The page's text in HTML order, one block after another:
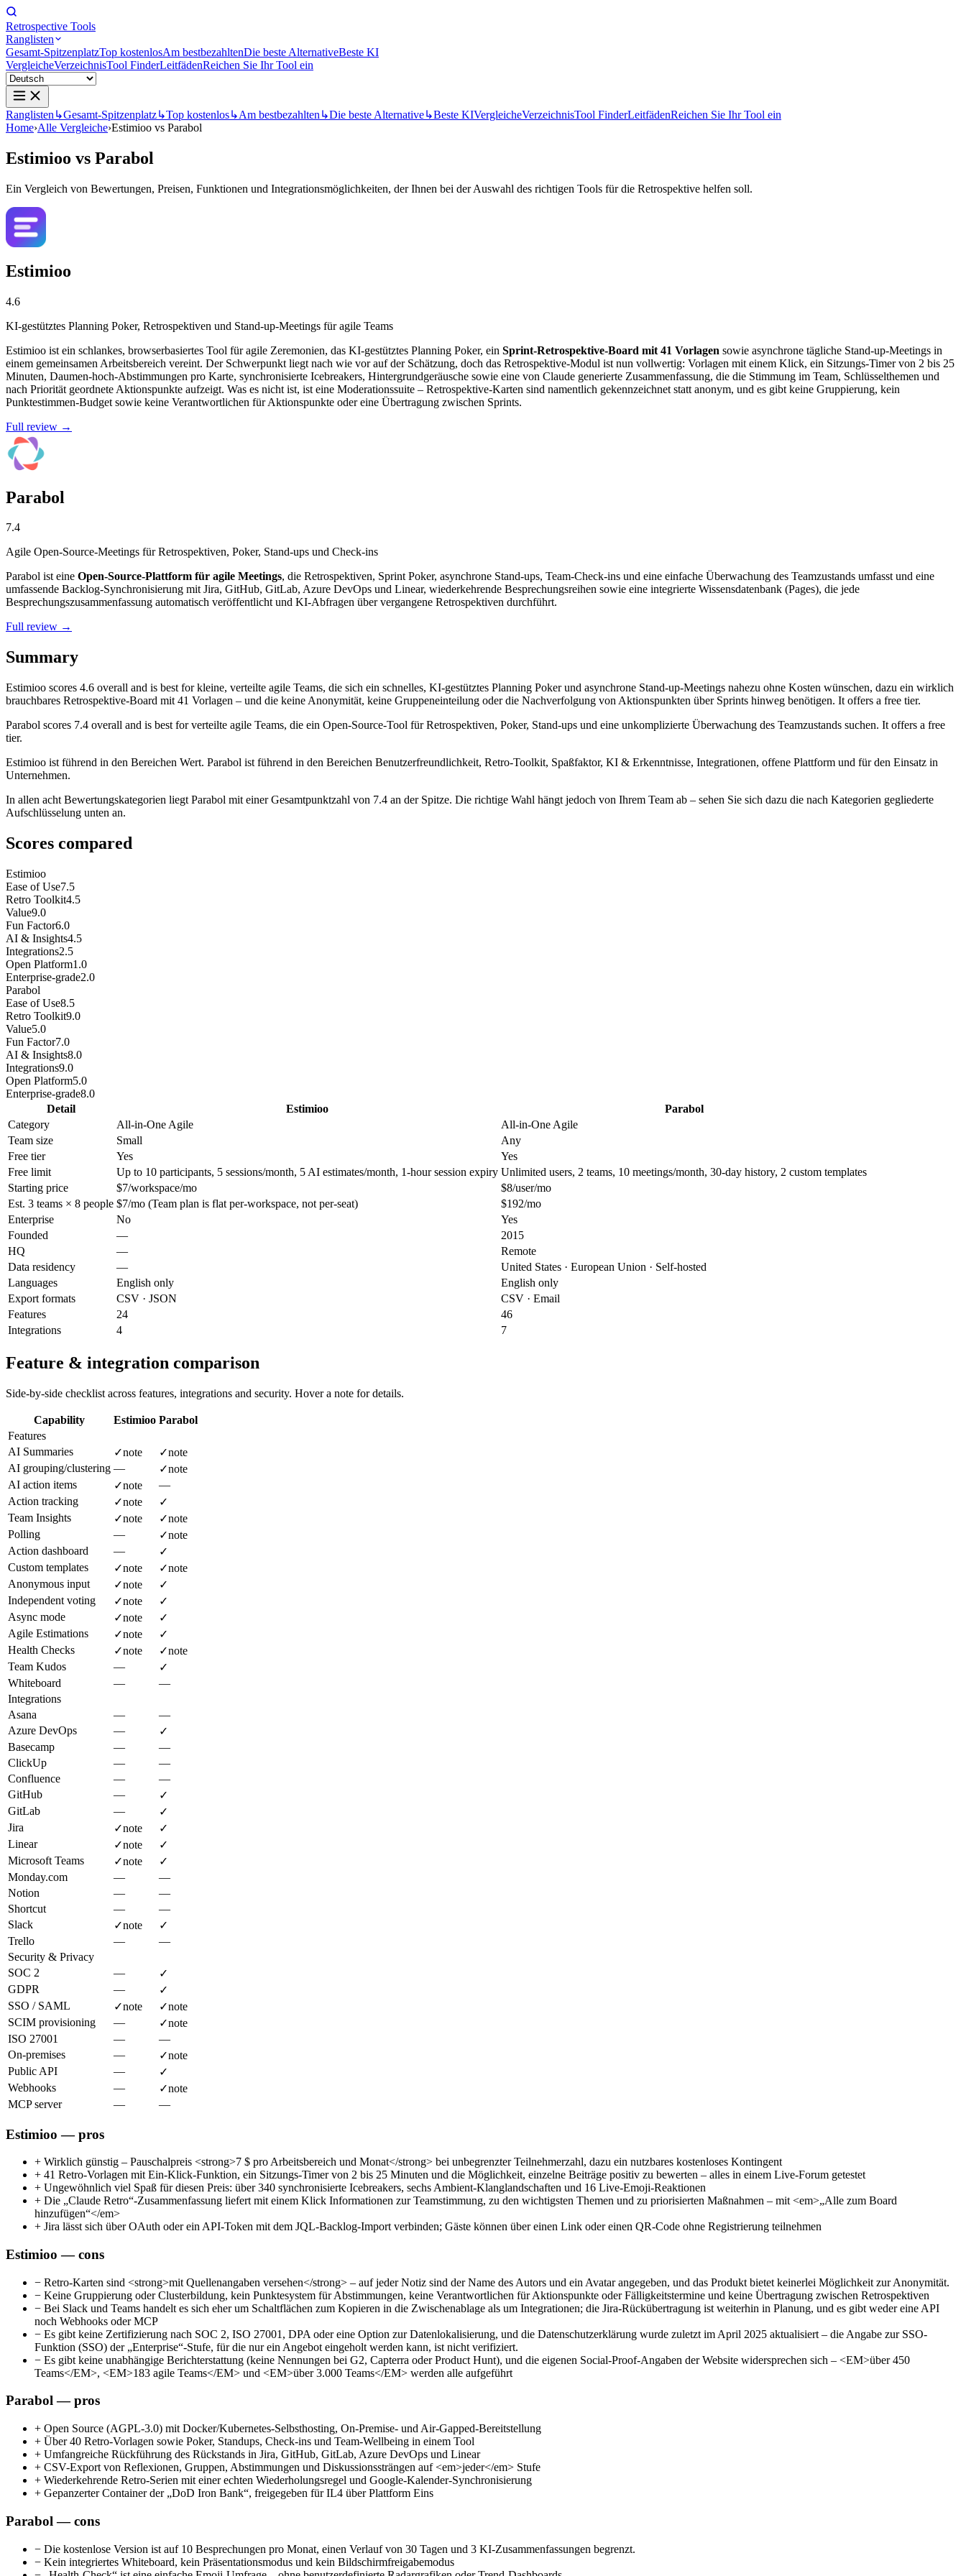
Retrospective Tools
Ranglisten
Gesamt-SpitzenplatzTop kostenlosAm bestbezahltenDie beste AlternativeBeste KI
VergleicheVerzeichnisTool FinderLeitfädenReichen Sie Ihr Tool ein
Ranglisten ↳Gesamt-Spitzenplatz↳Top kostenlos↳Am bestbezahlten ↳Die beste Alternative↳Beste KIVergleicheVerzeichnisTool FinderLeitfädenReichen Sie Ihr Tool ein
Home›Alle Vergleiche›Estimioo vs Parabol
Estimioo vs Parabol
Ein Vergleich von Bewertungen, Preisen, Funktionen und Integrationsmöglichkeiten, der Ihnen bei der Auswahl des richtigen Tools für die Retrospektive helfen soll.
Estimioo
4.6
KI-gestütztes Planning Poker, Retrospektiven und Stand-up-Meetings für agile Teams
Estimioo ist ein schlankes, browserbasiertes Tool für agile Zeremonien, das KI-gestütztes Planning Poker, ein Sprint-Retrospektive-Board mit 41 Vorlagen sowie asynchrone tägliche Stand-up-Meetings in
einem gemeinsamen Arbeitsbereich vereint. Der Schwerpunkt liegt nach wie vor auf der Schätzung, doch das Retrospektive-Modul ist nun vollwertig: Vorlagen mit einem Klick, ein Sitzungs-Timer von 2 bis 25
Minuten, Daumen-hoch-Abstimmungen pro Karte, synchronisierte Icebreakers, Hintergrundgeräusche sowie eine von Claude generierte Zusammenfassung, die die Stimmung im Team, Schlüsselthemen und
nach Priorität geordnete Aktionspunkte aufzeigt. Was es nicht ist, ist eine Moderationssuite – Retrospektive-Karten sind namentlich gekennzeichnet statt anonym, und es gibt keine Gruppierung, kein
Punktestimmen-Budget sowie keine Verantwortlichen für Aktionspunkte oder eine Übertragung zwischen Sprints.
Full review →
Parabol
7.4
Agile Open-Source-Meetings für Retrospektiven, Poker, Stand-ups und Check-ins
Parabol ist eine Open-Source-Plattform für agile Meetings, die Retrospektiven, Sprint Poker, asynchrone Stand-ups, Team-Check-ins und eine einfache Überwachung des Teamzustands umfasst und eine
umfassende Backlog-Synchronisierung mit Jira, GitHub, GitLab, Azure DevOps und Linear, wiederkehrende Besprechungsreihen sowie eine integrierte Wissensdatenbank (Pages), die jede
Besprechungszusammenfassung automatisch veröffentlicht und KI-Abfragen über vergangene Retrospektiven durchführt.
Full review →
Summary
Estimioo scores 4.6 overall and is best for kleine, verteilte agile Teams, die sich ein schnelles, KI-gestütztes Planning Poker und asynchrone Stand-up-Meetings nahezu ohne Kosten wünschen, dazu ein wirklich
brauchbares Retrospektive-Board mit 41 Vorlagen – und die keine Anonymität, keine Gruppeneinteilung oder die Nachverfolgung von Aktionspunkten über Sprints hinweg benötigen. It offers a free tier.
Parabol scores 7.4 overall and is best for verteilte agile Teams, die ein Open-Source-Tool für Retrospektiven, Poker, Stand-ups und eine unkomplizierte Überwachung des Teamzustands suchen. It offers a free
tier.
Estimioo ist führend in den Bereichen Wert. Parabol ist führend in den Bereichen Benutzerfreundlichkeit, Retro-Toolkit, Spaßfaktor, KI & Erkenntnisse, Integrationen, offene Plattform und für den Einsatz in
Unternehmen.
In allen acht Bewertungskategorien liegt Parabol mit einer Gesamtpunktzahl von 7.4 an der Spitze. Die richtige Wahl hängt jedoch von Ihrem Team ab – sehen Sie sich dazu die nach Kategorien gegliederte
Aufschlüsselung unten an.
Scores compared
Estimioo
Ease of Use7.5
Retro Toolkit4.5
Value9.0
Fun Factor6.0
AI & Insights4.5
Integrations2.5
Open Platform1.0
Enterprise-grade2.0
Parabol
Ease of Use8.5
Retro Toolkit9.0
Value5.0
Fun Factor7.0
AI & Insights8.0
Integrations9.0
Open Platform5.0
Enterprise-grade8.0
Detail
Estimioo
Parabol
Category
All-in-One Agile
All-in-One Agile
Team size
Small
Any
Free tier
Yes
Yes
Free limit
Up to 10 participants, 5 sessions/month, 5 AI estimates/month, 1-hour session expiry Unlimited users, 2 teams, 10 meetings/month, 30-day history, 2 custom templates
Starting price
$7/workspace/mo
$8/user/mo
Est. 3 teams × 8 people $7/mo (Team plan is flat per-workspace, not per-seat)
$192/mo
Enterprise
No
Yes
Founded
—
2015
HQ
—
Remote
Data residency
—
United States · European Union · Self-hosted
Languages
English only
English only
Export formats
CSV · JSON
CSV · Email
Features
24
46
Integrations
4 7
Feature & integration comparison
Side-by-side checklist across features, integrations and security. Hover a note for details.
Capability Estimioo Parabol
Features
AI Summaries
✓note ✓note
AI grouping/clustering — ✓note
AI action items
✓note
—
Action tracking
✓note
✓
Team Insights
✓note ✓note
Polling
— ✓note
Action dashboard
—
✓
Custom templates
✓note ✓note
Anonymous input
✓note
✓
Independent voting
✓note
✓
Async mode
✓note
✓
Agile Estimations
✓note
✓
Health Checks
✓note ✓note
Team Kudos
—
✓
Whiteboard
—
—
Integrations
Asana
—
—
Azure DevOps
—
✓
Basecamp
—
—
ClickUp
—
—
Confluence
—
—
GitHub
—
✓
GitLab
—
✓
Jira
✓note
✓
Linear
✓note
✓
Microsoft Teams
✓note
✓
Monday.com
—
—
Notion
—
—
Shortcut
—
—
Slack
✓note
✓
Trello
—
—
Security & Privacy
SOC 2
—
✓
GDPR
—
✓
SSO / SAML
✓note ✓note
SCIM provisioning
— ✓note
ISO 27001
—
—
On-premises
— ✓note
Public API
—
✓
Webhooks
— ✓note
MCP server
— —
Estimioo — pros
+ Wirklich günstig – Pauschalpreis <strong>7 $ pro Arbeitsbereich und Monat</strong> bei unbegrenzter Teilnehmerzahl, dazu ein nutzbares kostenloses Kontingent
+ 41 Retro-Vorlagen mit Ein-Klick-Funktion, ein Sitzungs-Timer von 2 bis 25 Minuten und die Möglichkeit, einzelne Beiträge positiv zu bewerten – alles in einem Live-Forum getestet
+ Ungewöhnlich viel Spaß für diesen Preis: über 340 synchronisierte Icebreakers, sechs Ambient-Klanglandschaften und 16 Live-Emoji-Reaktionen
+ Die „Claude Retro“-Zusammenfassung liefert mit einem Klick Informationen zur Teamstimmung, zu den wichtigsten Themen und zu priorisierten Maßnahmen – mit <em>„Alle zum Board
hinzufügen“</em>
+ Jira lässt sich über OAuth oder ein API-Token mit dem JQL-Backlog-Import verbinden; Gäste können über einen Link oder einen QR-Code ohne Registrierung teilnehmen
Estimioo — cons
− Retro-Karten sind <strong>mit Quellenangaben versehen</strong> – auf jeder Notiz sind der Name des Autors und ein Avatar angegeben, und das Produkt bietet keinerlei Möglichkeit zur Anonymität.
− Keine Gruppierung oder Clusterbildung, kein Punktesystem für Abstimmungen, keine Verantwortlichen für Aktionspunkte oder Fälligkeitstermine und keine Übertragung zwischen Retrospektiven
− Bei Slack und Teams handelt es sich eher um Schaltflächen zum Kopieren in die Zwischenablage als um Integrationen; die Jira-Rückübertragung ist weiterhin in Planung, und es gibt weder eine API
noch Webhooks oder MCP
− Es gibt keine Zertifizierung nach SOC 2, ISO 27001, DPA oder eine Option zur Datenlokalisierung, und die Datenschutzerklärung wurde zuletzt im April 2025 aktualisiert – die Angabe zur SSO-
Funktion (SSO) der „Enterprise“-Stufe, für die nur ein Angebot eingeholt werden kann, ist nicht verifiziert.
− Es gibt keine unabhängige Berichterstattung (keine Nennungen bei G2, Capterra oder Product Hunt), und die eigenen Social-Proof-Angaben der Website widersprechen sich – <EM>über 450
Teams</EM>, <EM>183 agile Teams</EM> und <EM>über 3.000 Teams</EM> werden alle aufgeführt
Parabol — pros
+ Open Source (AGPL-3.0) mit Docker/Kubernetes-Selbsthosting, On-Premise- und Air-Gapped-Bereitstellung
+ Über 40 Retro-Vorlagen sowie Poker, Standups, Check-ins und Team-Wellbeing in einem Tool
+ Umfangreiche Rückführung des Rückstands in Jira, GitHub, GitLab, Azure DevOps und Linear
+ CSV-Export von Reflexionen, Gruppen, Abstimmungen und Diskussionssträngen auf <em>jeder</em> Stufe
+ Wiederkehrende Retro-Serien mit einer echten Wiederholungsregel und Google-Kalender-Synchronisierung
+ Gepanzerter Container der „DoD Iron Bank“, freigegeben für IL4 über Plattform Eins
Parabol — cons
− Die kostenlose Version ist auf 10 Besprechungen pro Monat, einen Verlauf von 30 Tagen und 3 KI-Zusammenfassungen begrenzt.
− Kein integriertes Whiteboard, kein Präsentationsmodus und kein Bildschirmfreigabemodus